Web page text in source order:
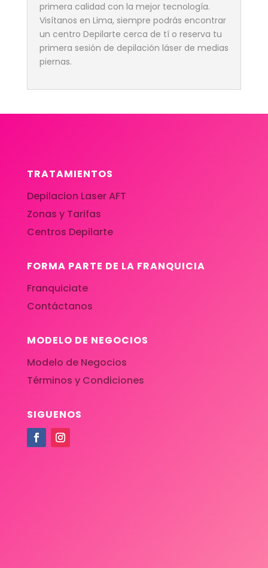
primera calidad con la mejor tecnología.
Visítanos en Lima, siempre podrás encontrar
un centro Depilarte cerca de tí o reserva tu
primera sesión de depilación láser de medias
piernas.
TRATAMIENTOS
Depilacion Laser AFT
Zonas y Tarifas
Centros Depilarte
FORMA PARTE DE LA FRANQUICIA
Franquiciate
Contáctanos
MODELO DE NEGOCIOS
Modelo de Negocios
Términos y Condiciones
SIGUENOS